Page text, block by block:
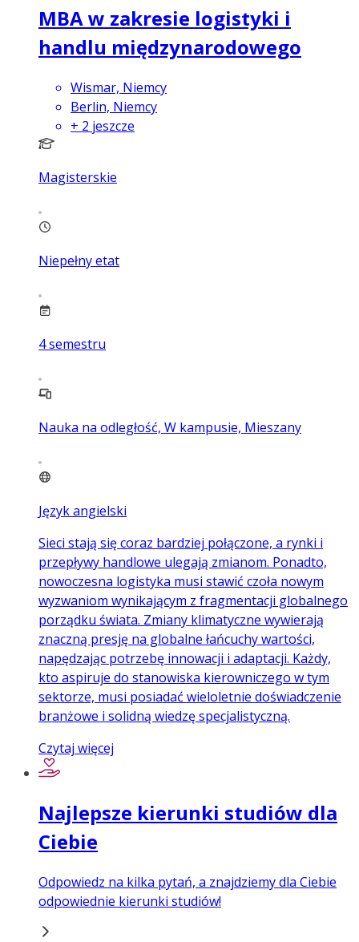
MBA w zakresie logistyki i
handlu międzynarodowego
Wismar, Niemcy
Berlin, Niemcy
+ 2 jeszcze
Magisterskie
Niepełny etat
4semestru
Nauka na odległość, W kampusie, Mieszany
Język angielski
Sieci stają się coraz bardziej połączone, a rynki i
przepływy handlowe ulegają zmianom. Ponadto,
nowoczesna logistyka musi stawić czoła nowym
wyzwaniom wynikającym z fragmentacji globalnego
porządku świata. Zmiany klimatyczne wywierają
znaczną presję na globalne łańcuchy wartości,
napędzając potrzebę innowacji i adaptacji. Każdy,
kto aspiruje do stanowiska kierowniczego w tym
sektorze, musi posiadać wieloletnie doświadczenie
branżowe i solidną wiedzę specjalistyczną.
Czytaj więcej
Najlepsze kierunki studiów dla
Ciebie
Odpowiedz na kilka pytań, a znajdziemy dla Ciebie
odpowiednie kierunki studiów!